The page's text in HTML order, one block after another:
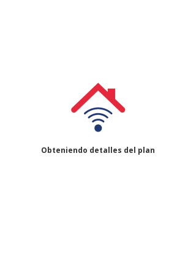
Obteniendo detalles del plan